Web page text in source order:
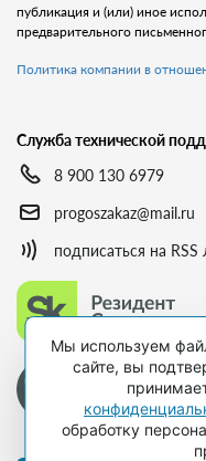
публикация и (или) иное
предварительного
Политика компании в
Служба технической
8 900 130 6979
progoszakaz@mail.ru
подписаться на RSS
Мы используем
сайте, вы
обработку